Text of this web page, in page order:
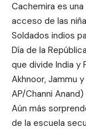
Cachemira es
acceso de las
Soldados indios
Día de la
que divide India y
Akhnoor, Jammu
AP/Channi
Aún más
de la escuela